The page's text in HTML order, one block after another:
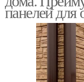
панелей для